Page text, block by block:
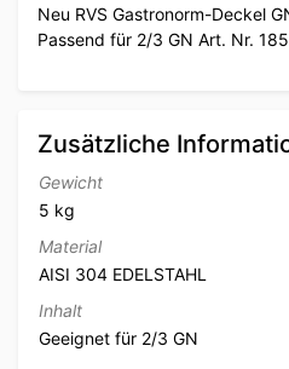
Neu RVS Gastronorm-Deckel
Passend für 2/3 GN Art. Nr.
Zusätzliche
Gewicht
5 kg
Material
AISI 304 EDELSTAHL
Inhalt
Geeignet für 2/3 GN